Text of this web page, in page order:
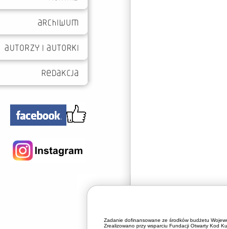
Zadanie dofinansowane ze środków budżetu
Zrealizowano przy wsparciu Fundacji Otwarty Kod